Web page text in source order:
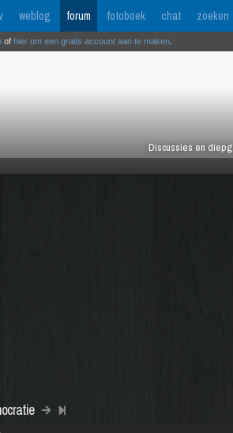
weblog forum fotoboek chat zoeken
Discussies en
of hier om een gratis account aan te maken